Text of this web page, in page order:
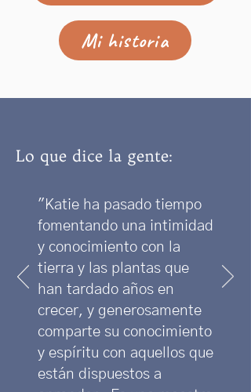
Mi historia
Lo que dice la gente:
"Katie ha pasado tiempo
fomentando una intimidad
y conocimiento con la
tierra y las plantas que
han tardado años en
crecer, y generosamente
comparte su conocimiento
y espíritu con aquellos que
están dispuestos a